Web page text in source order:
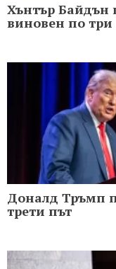
Хънтър Байдън
виновен по
Доналд Тръмп
трети път